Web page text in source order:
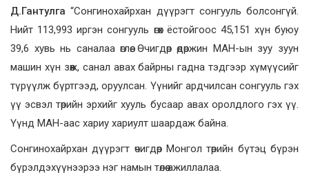
Д.Гантулга “Сонгинохайрхан дүүрэгт сонгууль болсонгүй.
Нийт 113,993 иргэн сонгууль өгөх ёстойгоос 45,151 хүн буюу
39,6 хувь нь саналаа өглөө. Өчигдөр өдөржин МАН-ын зуу зуун
машин хүн зөөж, санал авах байрны гадна тэдгээр хүмүүсийг
түрүүлж бүртгээд, оруулсан. Үүнийг ардчилсан сонгууль гэх
үү эсвэл төрийн эрхийг хууль бусаар авах оролдлого гэх үү.
Үүнд МАН-аас хариу хариулт шаардаж байна.
Сонгинохайрхан дүүрэгт өчигдөр Монгол төрийн бүтэц бүрэн
бүрэлдэхүүнээрээ нэг намын төлөө ажиллалаа.